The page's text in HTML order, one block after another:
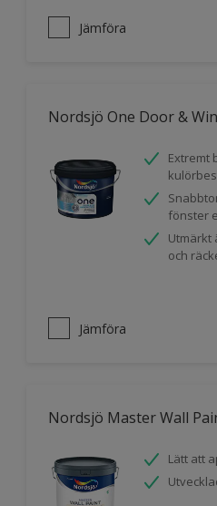
Jämföra
Nordsjö One Door &
Extremt
fönster
Utmärkt
och
Jämföra
Nordsjö Master Wall
Lätt att